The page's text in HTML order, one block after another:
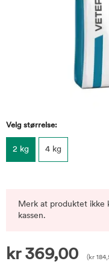
Velg størrelse:
2 kg 4 kg
Merk at produktet ikke
kassen.
kr 369,00 ( kr